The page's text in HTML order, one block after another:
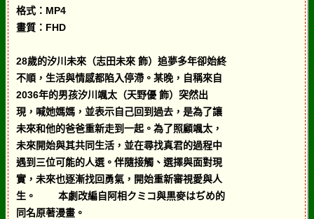
格式：MP4
畫質：FHD
28歲的汐川未來（志田未來 飾）追夢多年卻始終
不順，生活與情感都陷入停滯。某晚，自稱來自
2036年的男孩汐川颯太（天野優 飾）突然出
現，喊她媽媽，並表示自己回到過去，是為了讓
未來和他的爸爸重新走到一起。為了照顧颯太，
未來開始與其共同生活，並在尋找真君的過程中
遇到三位可能的人選。伴隨接觸、選擇與面對現
實，未來也逐漸找回勇氣，開始重新審視愛與人
生。 本劇改編自阿相クミコ與黒麥はぢめ的
同名原著漫畫。